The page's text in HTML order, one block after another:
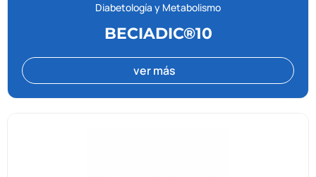
Diabetología y Metabolismo
BECIADIC®10
ver más